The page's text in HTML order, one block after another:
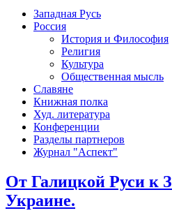
Западная Русь
Россия
История и Философия
Религия
Культура
Общественная мысль
Славяне
Книжная полка
Худ. литература
Конференции
Разделы партнеров
Журнал "Аспект"
От Галицкой Руси к
Украине.